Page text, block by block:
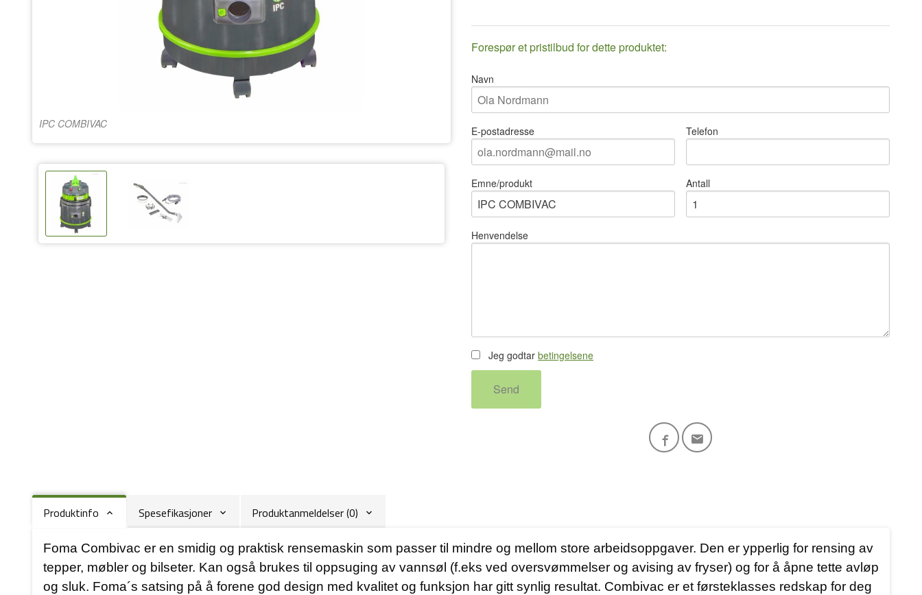
IPC COMBIVAC
IPC COMBIVAC - 1
Forespør et pristilbud for dette produktet:
Navn
E-postadresse Telefon
Emne/produkt Antall
Henvendelse
Jeg godtar betingelsene
Send
Produktinfo Spesefikasjoner Produktanmeldelser (0)
Foma Combivac er en smidig og praktisk rensemaskin som passer til mindre og mellom store arbeidsoppgaver. Den er ypperlig for rensing av
tepper, møbler og bilseter. Kan også brukes til oppsuging av vannsøl (f.eks ved oversvømmelser og avising av fryser) og for å åpne tette avløp
og sluk. Foma´s satsing på å forene god design med kvalitet og funksjon har gitt synlig resultat. Combivac er et førsteklasses redskap for deg